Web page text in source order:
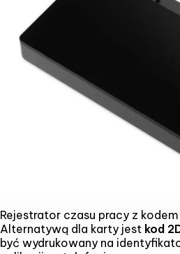
Rejestrator czasu pracy z kodem
Alternatywą dla karty jest kod
być wydrukowany na